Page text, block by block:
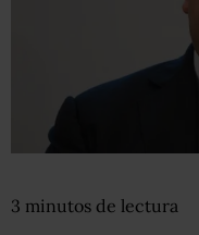
3 minutos de lectura